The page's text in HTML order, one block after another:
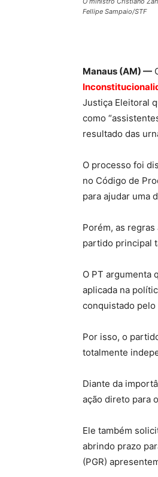
Fellipe Sampaio/STF
Manaus (AM) —
Justiça Eleitoral
como
resultado das
O processo foi
no Código de
para ajudar uma
Porém, as
partido principal
O PT argumenta
aplicada na
conquistado
Por isso, o
totalmente
Diante da
ação direto para
Ele também
abrindo prazo
(PGR)